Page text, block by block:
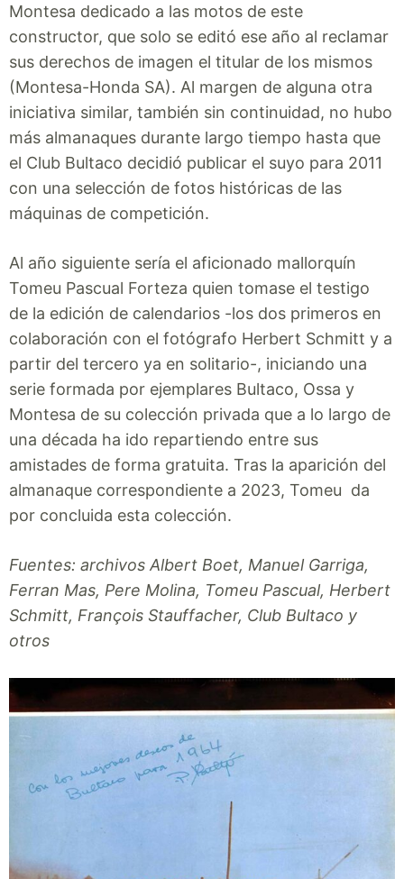
Montesa dedicado a las motos de este
constructor, que solo se editó ese año al reclamar
sus derechos de imagen el titular de los mismos
(Montesa-Honda SA). Al margen de alguna otra
iniciativa similar, también sin continuidad, no hubo
más almanaques durante largo tiempo hasta que
el Club Bultaco decidió publicar el suyo para 2011
con una selección de fotos históricas de las
máquinas de competición.
Al año siguiente sería el aficionado mallorquín
Tomeu Pascual Forteza quien tomase el testigo
de la edición de calendarios -los dos primeros en
colaboración con el fotógrafo Herbert Schmitt y a
partir del tercero ya en solitario-, iniciando una
serie formada por ejemplares Bultaco, Ossa y
Montesa de su colección privada que a lo largo de
una década ha ido repartiendo entre sus
amistades de forma gratuita. Tras la aparición del
almanaque correspondiente a 2023, Tomeu da
por concluida esta colección.
Fuentes: archivos Albert Boet, Manuel Garriga,
Ferran Mas, Pere Molina, Tomeu Pascual, Herbert
Schmitt, François Stauffacher, Club Bultaco y
otros